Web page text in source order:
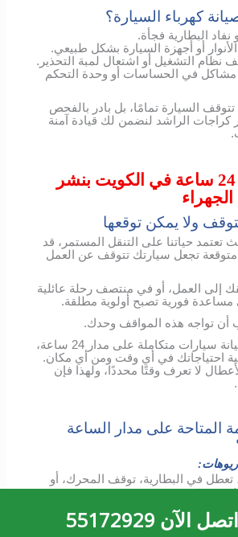
كهرباء السيارة؟
البطارية فجأة.
الأنوار أو أجهزة السيارة بشكل طبيعي.
نظام التشغيل أو اشتعال لمبة التحذير.
مشاكل في الحساسات أو وحدة التحكم
السيارة تمامًا، بل بادر بالفحص
كراجات الراشد لنضمن لك قيادة آمنة
صيانة سيارات 24 ساعة في الكويت بنشر
ولا يمكن توقعها
تعتمد حياتنا على التنقل المستمر، قد
تجعل سيارتك تتوقف عن العمل
إلى العمل، أو في منتصف رحلة عائلية
مساعدة فورية تصبح أولوية مطلقة.
أن تواجه هذه المواقف وحدك.
فنحن نقدم خدمة صيانة سيارات متكاملة على مدار 24 ساعة،
احتياجاتك في أي وقت ومن أي مكان.
لا تعرف وقتًا محددًا، ولهذا فإن
المتاحة على مدار الساعة
تعطل في البطارية، توقف المحرك، أو
متوقع.
يصبح الوقت عاملاً حاسمًا للسلامة
اتصل الآن 55172929